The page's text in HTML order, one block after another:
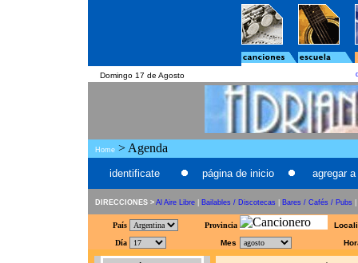
Domingo 17 de Agosto
Home > Agenda
identificate página de inicio agregar
DIRECCIONES > Al Aire Libre Bailables / Discotecas Bares / Cafés / Pubs
País Provincia
Día
Mes